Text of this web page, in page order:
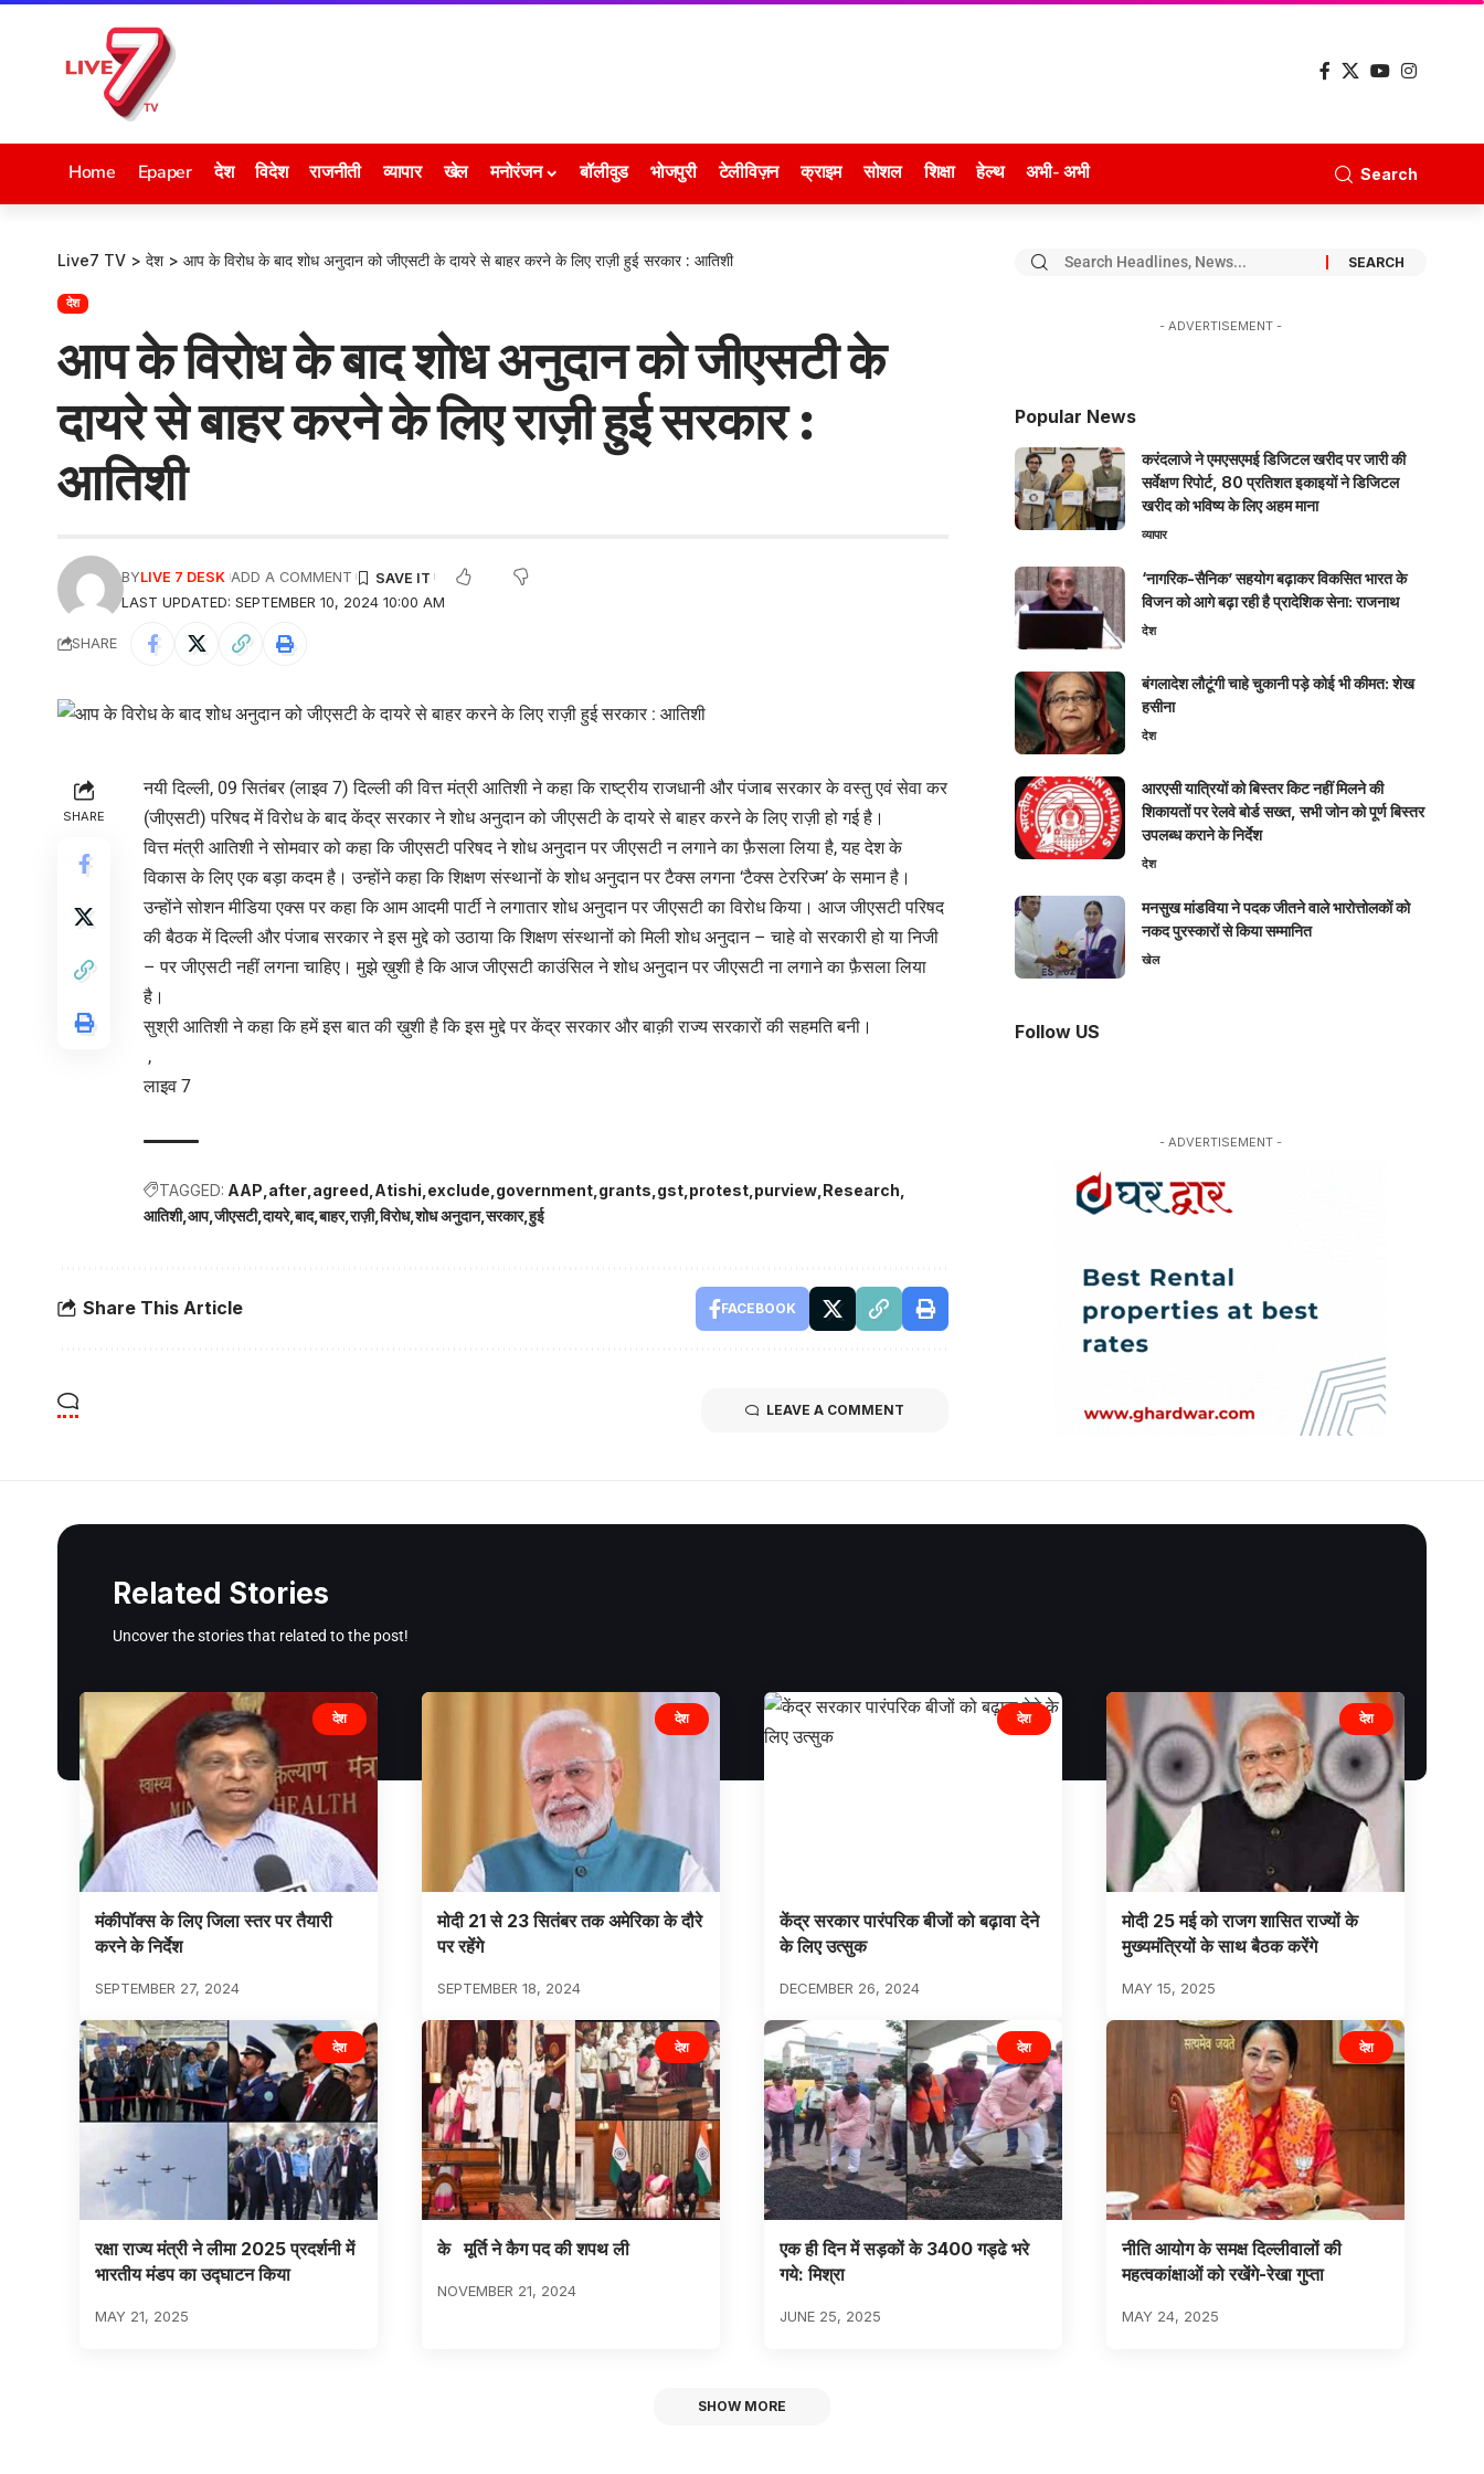
Home Epaper देश विदेश राजनीती व्यापार खेल मनोरंजन बॉलीवुड भोजपुरी टेलीविज़न क्राइम सोशल शिक्षा हेल्थ अभी- अभी Search
Live7 TV > देश > आप के विरोध के बाद शोध अनुदान को जीएसटी के दायरे से बाहर करने के लिए राज़ी हुई सरकार : आतिशी
देश
आप के विरोध के बाद शोध अनुदान को जीएसटी के
दायरे से बाहर करने के लिए राज़ी हुई सरकार :
आतिशी
LAST UPDATED: SEPTEMBER 10, 2024 10:00 AM
BYLIVE 7 DESK ADD A COMMENT
SHARE
SHARE
नयी दिल्ली, 09 सितंबर (लाइव 7) दिल्ली की वित्त मंत्री आतिशी ने कहा कि राष्ट्रीय राजधानी और पंजाब सरकार के वस्तु एवं सेवा कर
(जीएसटी) परिषद में विरोध के बाद केंद्र सरकार ने शोध अनुदान को जीएसटी के दायरे से बाहर करने के लिए राज़ी हो गई है।
वित्त मंत्री आतिशी ने सोमवार को कहा कि जीएसटी परिषद ने शोध अनुदान पर जीएसटी न लगाने का फ़ैसला लिया है, यह देश के
विकास के लिए एक बड़ा कदम है। उन्होंने कहा कि शिक्षण संस्थानों के शोध अनुदान पर टैक्स लगना ‘टैक्स टेररिज्म’ के समान है।
उन्होंने सोशन मीडिया एक्स पर कहा कि आम आदमी पार्टी ने लगातार शोध अनुदान पर जीएसटी का विरोध किया। आज जीएसटी परिषद
की बैठक में दिल्ली और पंजाब सरकार ने इस मुद्दे को उठाया कि शिक्षण संस्थानों को मिली शोध अनुदान – चाहे वो सरकारी हो या निजी
– पर जीएसटी नहीं लगना चाहिए। मुझे ख़ुशी है कि आज जीएसटी काउंसिल ने शोध अनुदान पर जीएसटी ना लगाने का फ़ैसला लिया
है।
सुश्री आतिशी ने कहा कि हमें इस बात की ख़ुशी है कि इस मुद्दे पर केंद्र सरकार और बाक़ी राज्य सरकारों की सहमति बनी।
,
लाइव 7
TAGGED: AAP after agreed Atishi exclude government grants gst protest purview Research
आतिशी आप जीएसटी दायरे बाद बाहर राज़ी विरोध शोध अनुदान सरकार हुई
Share This Article FACEBOOK
LEAVE A COMMENT
- ADVERTISEMENT -
Popular News
करंदलाजे ने एमएसएमई डिजिटल खरीद पर जारी की
सर्वेक्षण रिपोर्ट, 80 प्रतिशत इकाइयों ने डिजिटल
खरीद को भविष्य के लिए अहम माना
व्यापार
‘नागरिक-सैनिक’ सहयोग बढ़ाकर विकसित भारत के
विजन को आगे बढ़ा रही है प्रादेशिक सेना: राजनाथ
देश
बंगलादेश लौटूंगी चाहे चुकानी पड़े कोई भी कीमत: शेख
हसीना
देश
आरएसी यात्रियों को बिस्तर किट नहीं मिलने की
शिकायतों पर रेलवे बोर्ड सख्त, सभी जोन को पूर्ण बिस्तर
उपलब्ध कराने के निर्देश
देश
मनसुख मांडविया ने पदक जीतने वाले भारोत्तोलकों को
नकद पुरस्कारों से किया सम्मानित
खेल
Follow US
- ADVERTISEMENT -
Related Stories
Uncover the stories that related to the post!
देश
मंकीपॉक्स के लिए जिला स्तर पर तैयारी
करने के निर्देश
SEPTEMBER 27, 2024
देश
मोदी 21 से 23 सितंबर तक अमेरिका के दौरे
पर रहेंगे
SEPTEMBER 18, 2024
देश
केंद्र सरकार पारंपरिक बीजों को बढ़ावा देने
के लिए उत्सुक
DECEMBER 26, 2024
देश
मोदी 25 मई को राजग शासित राज्यों के
मुख्यमंत्रियों के साथ बैठक करेंगे
MAY 15, 2025
देश
रक्षा राज्य मंत्री ने लीमा 2025 प्रदर्शनी में
भारतीय मंडप का उद्घाटन किया
MAY 21, 2025
देश
के मूर्ति ने कैग पद की शपथ ली
NOVEMBER 21, 2024
देश
एक ही दिन में सड़कों के 3400 गड्ढे भरे
गये: मिश्रा
JUNE 25, 2025
देश
नीति आयोग के समक्ष दिल्लीवालों की
महत्वकांक्षाओं को रखेंगे-रेखा गुप्ता
MAY 24, 2025
SHOW MORE